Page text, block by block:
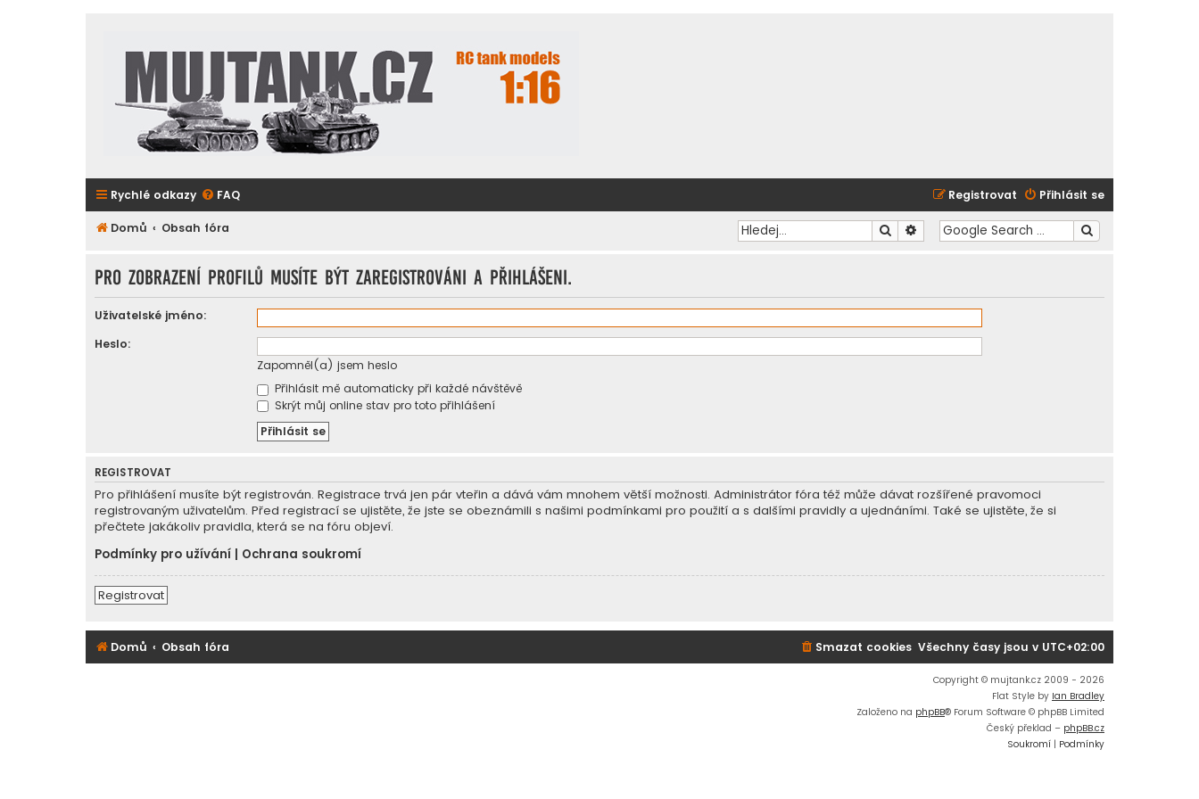
Rychlé odkazy FAQ Přihlásit se
Registrovat
Domů Obsah fóra Hledat Pokročilé hledání
Pro zobrazení profilů musíte být zaregistrováni a přihlášeni.
Uživatelské jméno:
Heslo:
Zapomněl(a) jsem heslo
Přihlásit mě automaticky při každé návštěvě
Skrýt můj online stav pro toto přihlášení
REGISTROVAT
Pro přihlášení musíte být registrován. Registrace trvá jen pár vteřin a dává vám mnohem větší možnosti. Administrátor fóra též může dávat rozšířené pravomoci
registrovaným uživatelům. Před registrací se ujistěte, že jste se obeznámili s našimi podmínkami pro použití a s dalšími pravidly a ujednáními. Také se ujistěte, že si
přečtete jakákoliv pravidla, která se na fóru objeví.
Podmínky pro užívání
Ochrana soukromí
Registrovat
Domů Obsah fóra Všechny časy jsou v UTC+02:00
Smazat cookies
Copyright © mujtank.cz 2009 - 2026
Flat Style by Ian Bradley
Založeno na phpBB® Forum Software © phpBB Limited
Český překlad – phpBB.cz
Soukromí | Podmínky